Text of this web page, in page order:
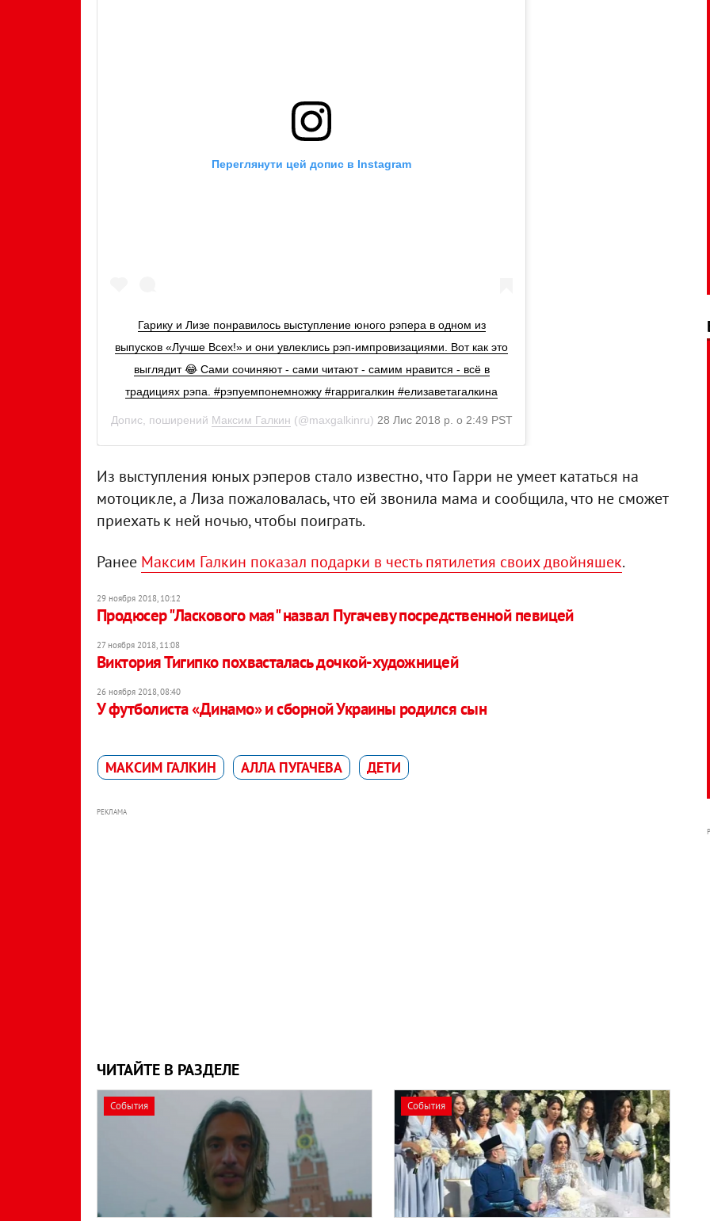
Переглянути цей допис в Instagram
Гарику и Лизе понравилось выступление юного рэпера в одном из
выпусков «Лучше Всех!» и они увлеклись рэп-импровизациями. Вот как это
выглядит 😂 Сами сочиняют - сами читают - самим нравится - всё в
традициях рэпа. #рэпуемпонемножку #гарригалкин #елизаветагалкина
Допис, поширений Максим Галкин (@maxgalkinru) 28 Лис 2018 р. о 2:49 PST
Из выступления юных рэперов стало известно, что Гарри не умеет кататься на
мотоцикле, а Лиза пожаловалась, что ей звонила мама и сообщила, что не сможет
приехать к ней ночью, чтобы поиграть.
Ранее Максим Галкин показал подарки в честь пятилетия своих двойняшек.
29 ноября 2018, 10:12
Продюсер "Ласкового мая" назвал Пугачеву посредственной певицей
27 ноября 2018, 11:08
Виктория Тигипко похвасталась дочкой-художницей
26 ноября 2018, 08:40
У футболиста «Динамо» и сборной Украины родился сын
МАКСИМ ГАЛКИН АЛЛА ПУГАЧЕВА ДЕТИ
РЕКЛАМА
ЧИТАЙТЕ В РАЗДЕЛЕ
События События